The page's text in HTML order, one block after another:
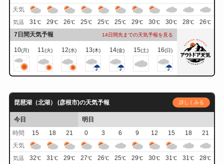
天気
気温 31℃ 29℃ 26℃ 25℃ 25℃ 25℃ 29℃ 30℃ 30℃ 28℃ 26℃
7日間天気予報 14日間先までの天気予報を見る
10(月) 11(火) 12(水) 13(木) 14(金) 15(土) 16(日)
琵琶湖（北湖） (彦根市)の天気予報 詳しくみる
今日
明日
時間
15 18 21 0 3 6 9 12 15 18
21
天気
気温 32℃ 31℃ 29℃ 27℃ 26℃ 25℃ 29℃ 30℃ 31℃ 31℃ 28℃